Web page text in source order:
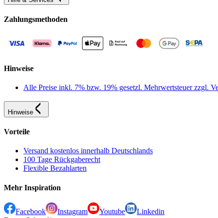
Zahlungsmethoden
Hinweise
Alle Preise inkl. 7% bzw. 19% gesetzl. Mehrwertsteuer zzgl.
Hinweise
Vorteile
Versand kostenlos innerhalb Deutschlands
100 Tage Rückgaberecht
Flexible Bezahlarten
Mehr Inspiration
Facebook Instagram Youtube
Linkedin